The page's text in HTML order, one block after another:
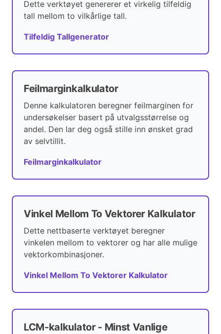
Dette verktøyet genererer et virkelig tilfeldig
tall mellom to vilkårlige tall.
Tilfeldig Tallgenerator
Feilmarginkalkulator
Denne kalkulatoren beregner feilmarginen for
undersøkelser basert på utvalgsstørrelse og
andel. Den lar deg også stille inn ønsket grad
av selvtillit.
Feilmarginkalkulator
Vinkel Mellom To Vektorer Kalkulator
Dette nettbaserte verktøyet beregner
vinkelen mellom to vektorer og har alle mulige
vektorkombinasjoner.
Vinkel Mellom To Vektorer Kalkulator
LCM-kalkulator - Minst Vanlige